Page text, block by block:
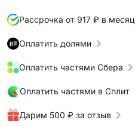
Рассрочка от 917 ₽ в месяц
Оплатить долями
Оплатить частями Сбера
Оплатить частями в Сплит
Дарим 500 ₽ за отзыв